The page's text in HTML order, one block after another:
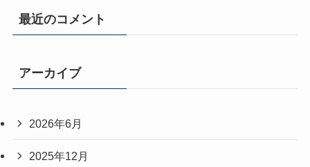
最近のコメント
アーカイブ
2026年6月
2025年12月